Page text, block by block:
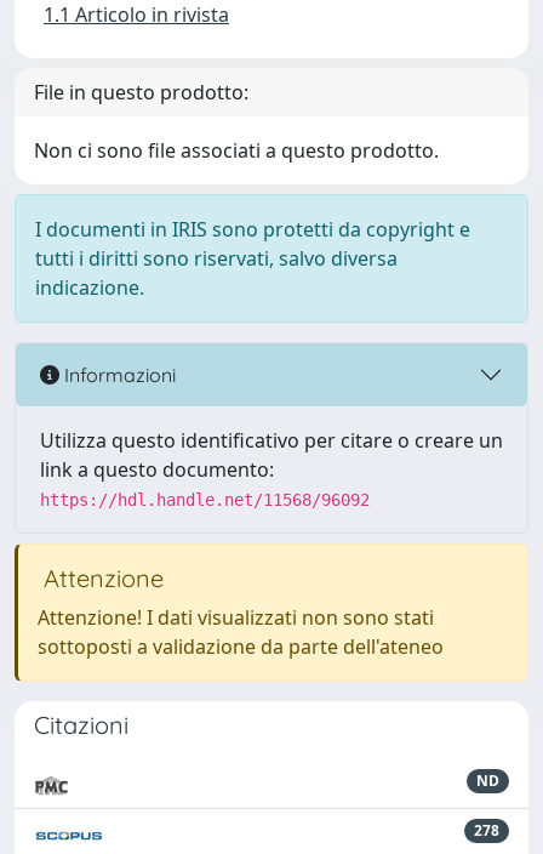
1.1 Articolo in rivista
File in questo prodotto:
Non ci sono file associati a questo prodotto.
I documenti in IRIS sono protetti da copyright e
tutti i diritti sono riservati, salvo diversa
indicazione.
Informazioni
Utilizza questo identificativo per citare o creare un
link a questo documento:
https://hdl.handle.net/11568/96092
Attenzione
Attenzione! I dati visualizzati non sono stati
sottoposti a validazione da parte dell'ateneo
Citazioni
ND
278